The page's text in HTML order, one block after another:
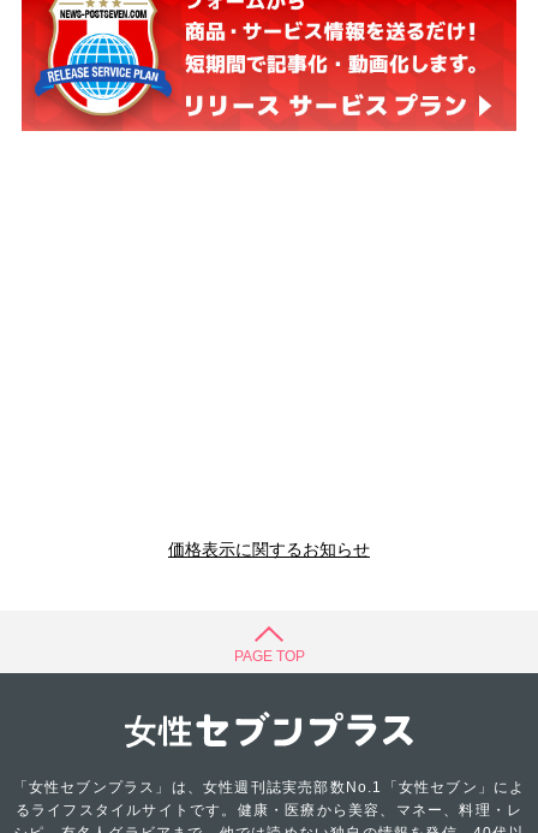
価格表示に関するお知らせ
PAGE TOP
「女性セブンプラス」は、女性週刊誌実売部数No.1「女性セブン」によ
るライフスタイルサイトです。健康・医療から美容、マネー、料理・レ